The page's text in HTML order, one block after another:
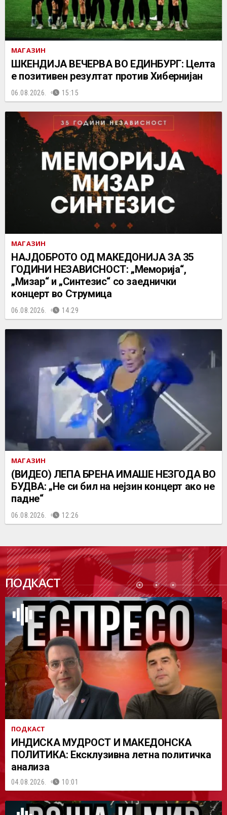
МАГАЗИН
ШКЕНДИЈА ВЕЧЕРВА ВО ЕДИНБУРГ: Целта
е позитивен резултат против Хибернијан
06.08.2026. 15:15
МАГАЗИН
НАЈДОБРОТО ОД МАКЕДОНИЈА ЗА 35
ГОДИНИ НЕЗАВИСНОСТ: „Меморија“,
„Мизар“ и „Синтезис“ со заеднички
концерт во Струмица
06.08.2026. 14:29
МАГАЗИН
(ВИДЕО) ЛЕПА БРЕНА ИМАШЕ НЕЗГОДА ВО
БУДВА: „Не си бил на нејзин концерт ако не
падне“
06.08.2026. 12:26
ПОДКАСТ
ПОДК
АСТ
ПОДКАСТ
ИНДИСКА МУДРОСТ И МАКЕДОНСКА
ПОЛИТИКА: Ексклузивна летна политичка
анализа
04.08.2026. 10:01